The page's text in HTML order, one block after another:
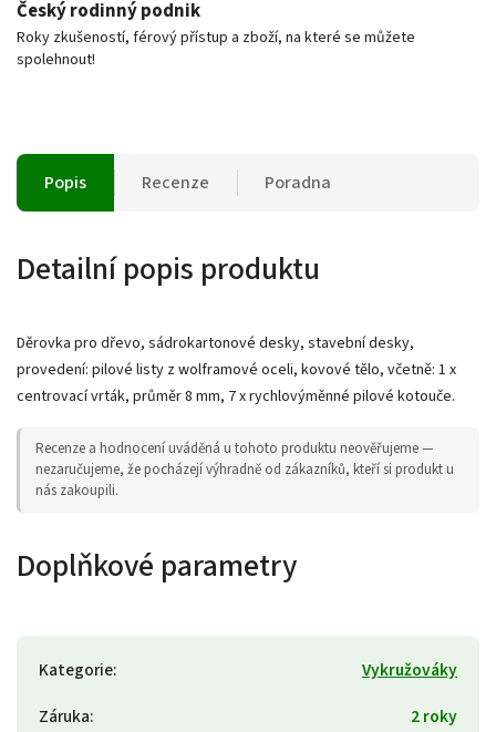
Český rodinný podnik
Roky zkušeností, férový přístup a zboží, na které se můžete
spolehnout!
Popis Recenze Poradna
Detailní popis produktu
Děrovka pro dřevo, sádrokartonové desky, stavební desky,
provedení: pilové listy z wolframové oceli, kovové tělo, včetně: 1 x
centrovací vrták, průměr 8 mm, 7 x rychlovýměnné pilové kotouče.
Recenze a hodnocení uváděná u tohoto produktu neověřujeme —
nezaručujeme, že pocházejí výhradně od zákazníků, kteří si produkt u
nás zakoupili.
Doplňkové parametry
Kategorie:
Vykružováky
Záruka:
2 roky